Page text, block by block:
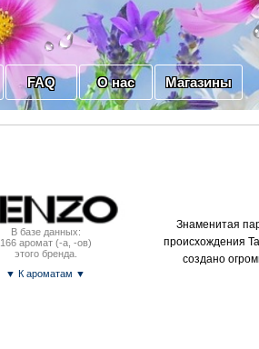
FAQ О нас Магазины
В базе данных:
166аромат (-a, -ов)
этого бренда.
▼ К ароматам ▼
Знаменитая
происхождения
создано